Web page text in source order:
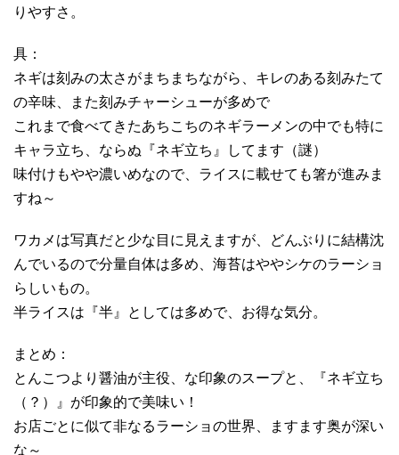
りやすさ。
具：
ネギは刻みの太さがまちまちながら、キレのある刻みたて
の辛味、また刻みチャーシューが多めで
これまで食べてきたあちこちのネギラーメンの中でも特に
キャラ立ち、ならぬ『ネギ立ち』してます（謎）
味付けもやや濃いめなので、ライスに載せても箸が進みま
すね～
ワカメは写真だと少な目に見えますが、どんぶりに結構沈
んでいるので分量自体は多め、海苔はややシケのラーショ
らしいもの。
半ライスは『半』としては多めで、お得な気分。
まとめ：
とんこつより醤油が主役、な印象のスープと、『ネギ立ち
（？）』が印象的で美味い！
お店ごとに似て非なるラーショの世界、ますます奥が深い
な～